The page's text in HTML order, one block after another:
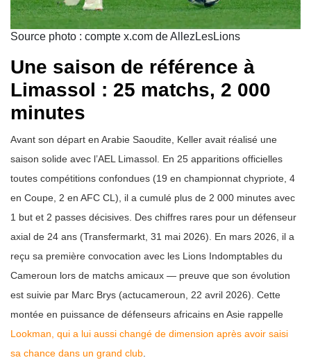
Source photo : compte x.com de AllezLesLions
Une saison de référence à
Limassol : 25 matchs, 2 000
minutes
Avant son départ en Arabie Saoudite, Keller avait réalisé une
saison solide avec l’AEL Limassol. En 25 apparitions officielles
toutes compétitions confondues (19 en championnat chypriote, 4
en Coupe, 2 en AFC CL), il a cumulé plus de 2 000 minutes avec
1 but et 2 passes décisives. Des chiffres rares pour un défenseur
axial de 24 ans (Transfermarkt, 31 mai 2026). En mars 2026, il a
reçu sa première convocation avec les Lions Indomptables du
Cameroun lors de matchs amicaux — preuve que son évolution
est suivie par Marc Brys (actucameroun, 22 avril 2026). Cette
montée en puissance de défenseurs africains en Asie rappelle
Lookman, qui a lui aussi changé de dimension après avoir saisi
sa chance dans un grand club.